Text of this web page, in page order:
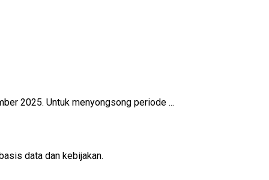
2025. Untuk menyongsong periode ...
data dan kebijakan.